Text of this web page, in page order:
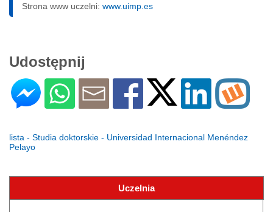
Strona www uczelni: www.uimp.es
Udostępnij
lista - Studia doktorskie - Universidad Internacional Menéndez
Pelayo
Uczelnia